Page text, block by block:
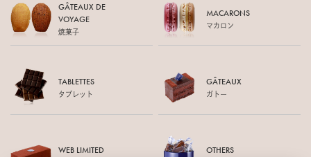
GÂTEAUX DE
VOYAGE
焼菓子
MACARONS
マカロン
TABLETTES
タブレット
GÂTEAUX
ガトー
WEB LIMITED OTHERS